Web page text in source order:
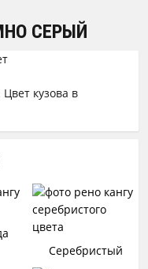
СЕРЫЙ
кузова в
Серебристый